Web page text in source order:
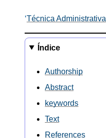
Técnica Administrativa
Índice
Authorship
Abstract
keywords
Text
References